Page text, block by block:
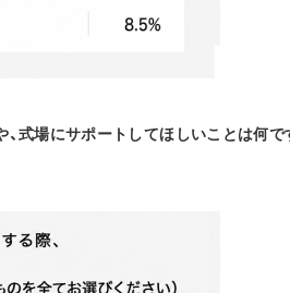
式場にサポートしてほしいことは何で